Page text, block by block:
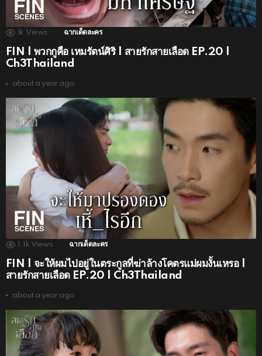
1k Views ฉากเด็ดละคร
FIN | พวกกูคือ เหมรัตน์ศิริ | สายรักสายเลือด EP.20 |
Ch3Thailand
about a year ago
1.1k Views ฉากเด็ดละคร
FIN | จะให้ผมไปอยู่ในตระกูลที่ฆ่าล้างโคตรแม่ผมงั้นเหรอ |
สายรักสายเลือด EP.20 | Ch3Thailand
about a year ago